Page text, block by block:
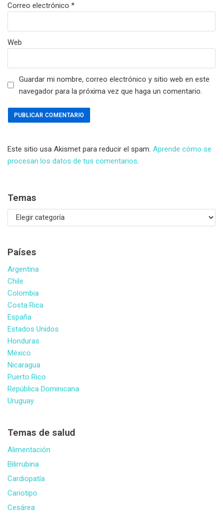
Correo electrónico *
Web
Guardar mi nombre, correo electrónico y sitio web en este
navegador para la próxima vez que haga un comentario.
Este sitio usa Akismet para reducir el spam. Aprende cómo se
procesan los datos de tus comentarios
Temas
Países
Argentina
Chile
Colombia
Costa Rica
España
Estados Unidos
Honduras
México
Nicaragua
Puerto Rico
República Dominicana
Uruguay
Temas de salud
Alimentación
Bilirrubina
Cardiopatía
Cariotipo
Cesárea